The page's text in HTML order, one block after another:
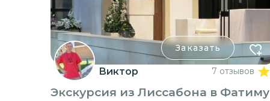
Заказать
Виктор 7 отзывов
Экскурсия из Лиссабона в Фатиму